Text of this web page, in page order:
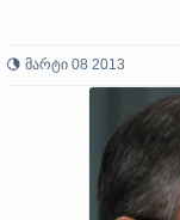
მარტი 08 2013